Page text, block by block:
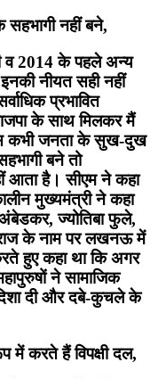
नहीं बने,
व 2014 के पहले अन्य
इनकी नीयत सही नहीं
प्रभावित
के साथ मिलकर मैं
कभी जनता के सुख-दुख
बने तो
आता है। सीएम ने कहा
मुख्यमंत्री ने कहा
अंबेडकर, ज्योतिबा फुले,
के नाम पर लखनऊ में
हुए कहा था कि अगर
ने सामाजिक
दी और दबे-कुचले के
करते हैं विपक्षी दल,